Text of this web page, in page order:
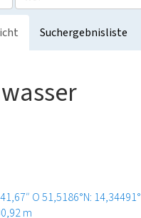
Suchergebnisliste
O51,5186°N:
m